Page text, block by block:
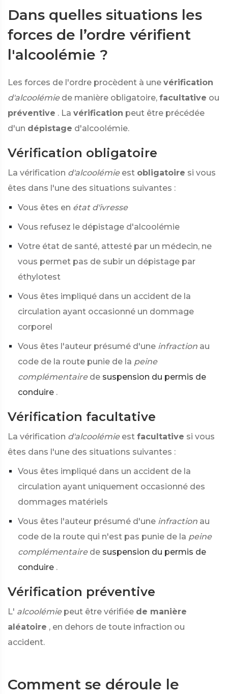
Dans quelles situations les
forces de l’ordre vérifient
l'alcoolémie ?
Les forces de l'ordre procèdent à une vérification
d'alcoolémie de manière obligatoire, facultative ou
préventive . La vérification peut être précédée
d'un dépistage d'alcoolémie.
Vérification obligatoire
La vérification d'alcoolémie est obligatoire si vous
êtes dans l'une des situations suivantes :
Vous êtes en état d'ivresse
Vous refusez le dépistage d'alcoolémie
Votre état de santé, attesté par un médecin, ne
vous permet pas de subir un dépistage par
éthylotest
Vous êtes impliqué dans un accident de la
circulation ayant occasionné un dommage
corporel
Vous êtes l'auteur présumé d'une infraction au
code de la route punie de la peine
complémentaire de suspension du permis de
conduire .
Vérification facultative
La vérification d'alcoolémie est facultative si vous
êtes dans l'une des situations suivantes :
Vous êtes impliqué dans un accident de la
circulation ayant uniquement occasionné des
dommages matériels
Vous êtes l'auteur présumé d'une infraction au
code de la route qui n'est pas punie de la peine
complémentaire de suspension du permis de
conduire .
Vérification préventive
L' alcoolémie peut être vérifiée de manière
aléatoire , en dehors de toute infraction ou
accident.
Comment se déroule le